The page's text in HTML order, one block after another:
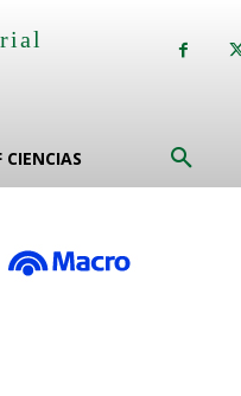
CIENCIAS